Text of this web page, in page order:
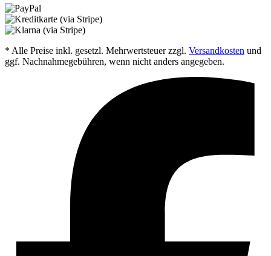
* Alle Preise inkl. gesetzl. Mehrwertsteuer zzgl. Versandkosten und
ggf. Nachnahmegebühren, wenn nicht anders angegeben.